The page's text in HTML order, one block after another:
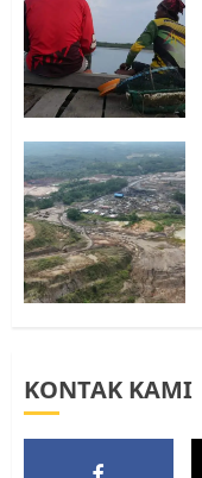
5
KONTAK KAMI